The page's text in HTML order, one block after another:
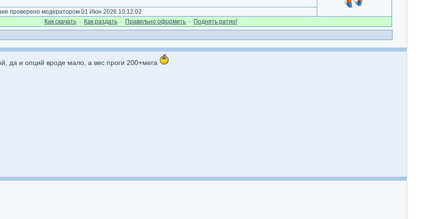
проверено модератором 01 Июн 2026 10:12:02
Как cкачать · Как раздать · Правильно оформить · Поднять ратио!
да и опций вроде мало, а вес проги 200+мега